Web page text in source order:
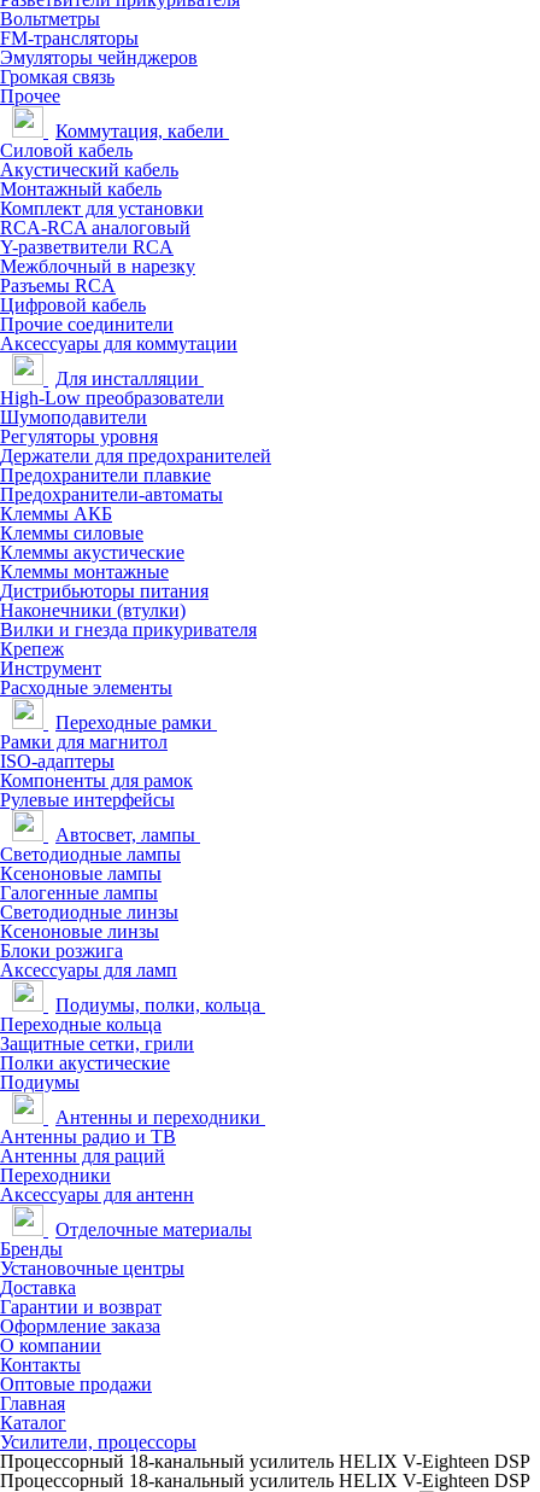
Вольтметры
FM-трансляторы
Эмуляторы чейнджеров
Громкая связь
Прочее
Коммутация, кабели
Силовой кабель
Акустический кабель
Монтажный кабель
Комплект для установки
RCA-RCA аналоговый
Y-разветвители RCA
Межблочный в нарезку
Разъемы RCA
Цифровой кабель
Прочие соединители
Аксессуары для коммутации
Для инсталляции
High-Low преобразователи
Шумоподавители
Регуляторы уровня
Держатели для предохранителей
Предохранители плавкие
Предохранители-автоматы
Клеммы АКБ
Клеммы силовые
Клеммы акустические
Клеммы монтажные
Дистрибьюторы питания
Наконечники (втулки)
Вилки и гнезда прикуривателя
Крепеж
Инструмент
Расходные элементы
Переходные рамки
Рамки для магнитол
ISO-адаптеры
Компоненты для рамок
Рулевые интерфейсы
Автосвет, лампы
Светодиодные лампы
Ксеноновые лампы
Галогенные лампы
Светодиодные линзы
Ксеноновые линзы
Блоки розжига
Аксессуары для ламп
Подиумы, полки, кольца
Переходные кольца
Защитные сетки, грили
Полки акустические
Подиумы
Антенны и переходники
Антенны радио и ТВ
Антенны для раций
Переходники
Аксессуары для антенн
Отделочные материалы
Бренды
Установочные центры
Доставка
Гарантии и возврат
Оформление заказа
О компании
Контакты
Оптовые продажи
Главная
Каталог
Усилители, процессоры
Процессорный 18-канальный усилитель HELIX V-Eighteen DSP
Процессорный 18-канальный усилитель HELIX V-Eighteen DSP